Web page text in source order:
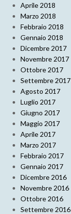
Aprile 2018
Marzo 2018
Febbraio 2018
Gennaio 2018
Dicembre 2017
Novembre 2017
Ottobre 2017
Settembre 2017
Agosto 2017
Luglio 2017
Giugno 2017
Maggio 2017
Aprile 2017
Marzo 2017
Febbraio 2017
Gennaio 2017
Dicembre 2016
Novembre 2016
Ottobre 2016
Settembre 2016